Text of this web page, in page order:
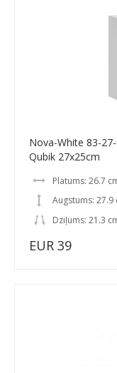
Nova-White 83-
Qubik 27x25cm
Platums: 26.7
Augstums: 27.9
Dziļums: 21.3
EUR 39